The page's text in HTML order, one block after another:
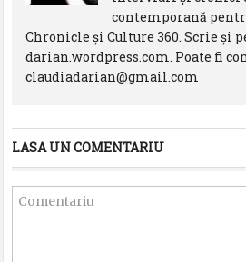
contemporană
Chronicle și Culture 360. Scrie și
darian.wordpress.com. Poate fi
claudiadarian@gmail.com
LASA UN COMENTARIU